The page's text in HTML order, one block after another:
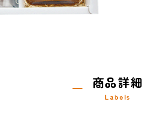
商品詳細
Labels